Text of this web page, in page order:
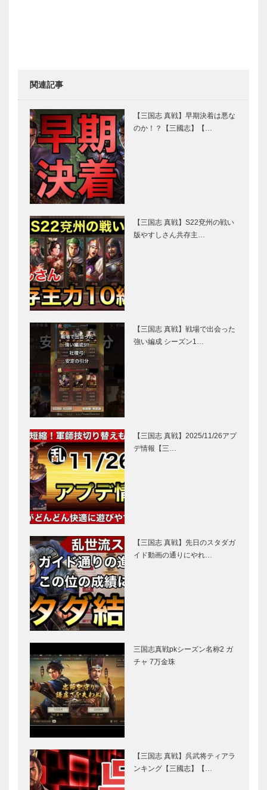
関連記事
【三国志 真戦】早期決着は悪な
のか！？【三國志】【…
【三国志 真戦】S22兗州の戦い
版やすしさん共存主…
【三国志 真戦】戦場で出会った
強い編成 シーズン1…
【三国志 真戦】2025/11/26アプ
デ情報【三…
【三国志 真戦】先日のスタダガ
イド動画の通りにやれ…
三国志真戦pkシーズン名称2 ガ
チャ 7万金珠
【三国志 真戦】呉武将ティアラ
ンキング【三國志】【…